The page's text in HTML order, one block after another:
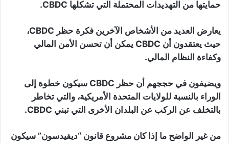
حمايتها من التهديدات المحتملة التي تشكلها CBDC.
يعارض العديد من الأشخاص الآخرين فكرة حظر CBDC،
حيث يعتقدون أن CBDC يمكن أن تحسن الأمن المالي
وكفاءة النظام المالي.
ويضيفون في حججهم أن حظر CBDC سيكون خطوة إلى
الوراء بالنسبة للولايات المتحدة الأمريكية، والتي تخاطر
بالتخلف عن الركب عن البلدان الأخرى التي تبني CBDC.
من غير الواضح ما إذا كان مشروع قانون “ديفيدسون” سيكون